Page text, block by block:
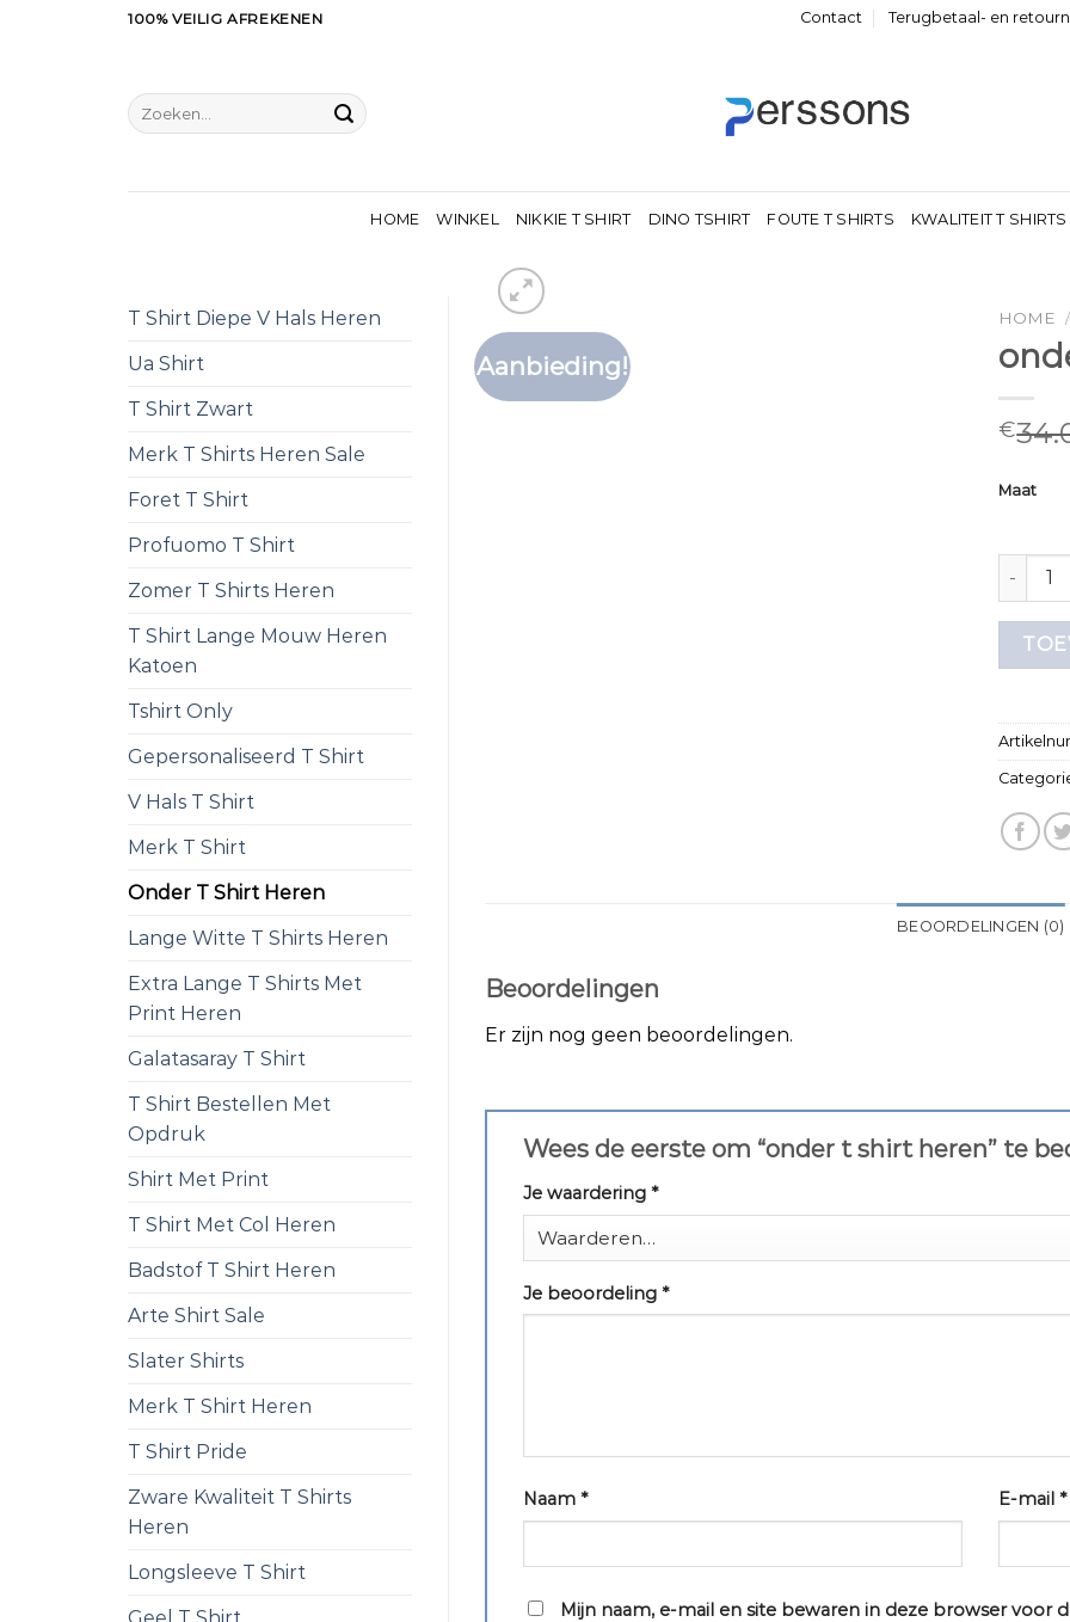
100% VEILIG AFREKENEN Contact Terugbetaal- en
Zoeken
naar:
HOME WINKEL NIKKIE T SHIRT DINO TSHIRT FOUTE T SHIRTS KWALITEIT T SHIRTS
T Shirt Diepe V Hals Heren
Ua Shirt
T Shirt Zwart
Merk T Shirts Heren Sale
Foret T Shirt
Profuomo T Shirt
Zomer T Shirts Heren
T Shirt Lange Mouw Heren
Katoen
Tshirt Only
Gepersonaliseerd T Shirt
V Hals T Shirt
Merk T Shirt
Onder T Shirt Heren
Lange Witte T Shirts Heren
Extra Lange T Shirts Met
Print Heren
Galatasaray T Shirt
T Shirt Bestellen Met
Opdruk
Shirt Met Print
T Shirt Met Col Heren
Badstof T Shirt Heren
Arte Shirt Sale
Slater Shirts
Merk T Shirt Heren
T Shirt Pride
Zware Kwaliteit T Shirts
Heren
Longsleeve T Shirt
Aanbieding!
HOME /
€
Maat
onder t
BEOORDELINGEN (0)
Beoordelingen
Er zijn nog geen beoordelingen.
Wees de eerste om “onder t shirt heren” te
Je waardering *
Je beoordeling *
Naam * E-mail*
Mijn naam, e-mail en site bewaren in deze browser voor